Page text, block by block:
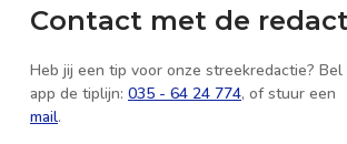
Contact met de
Heb jij een tip voor onze streekredactie?
app de tiplijn: 035 - 64 24 774, of stuur een
mail.